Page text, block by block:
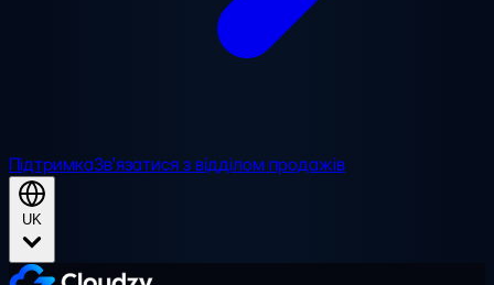
ПідтримкаЗв'язатися з відділом продажів
UK